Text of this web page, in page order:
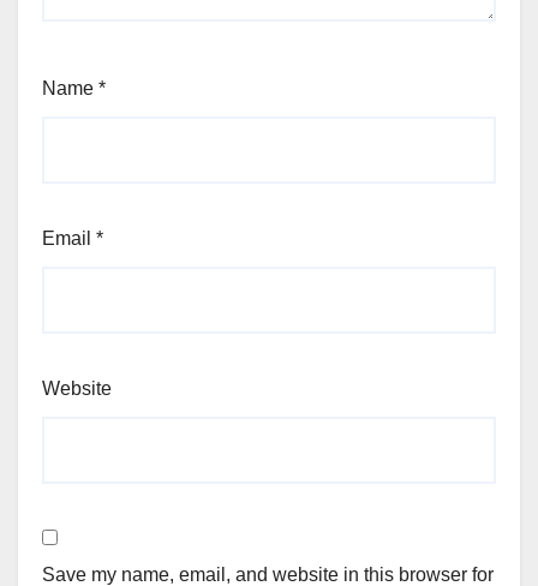
Name *
Email *
Website
Save my name, email, and website in this browser for